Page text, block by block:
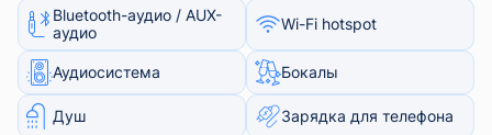
Bluetooth-аудио / AUX-
аудио
Wi-Fi hotspot
Аудиосистема Бокалы
Душ Зарядка для телефона